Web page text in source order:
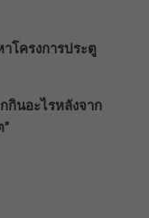
โครงการประตู
กินอะไรหลังจาก